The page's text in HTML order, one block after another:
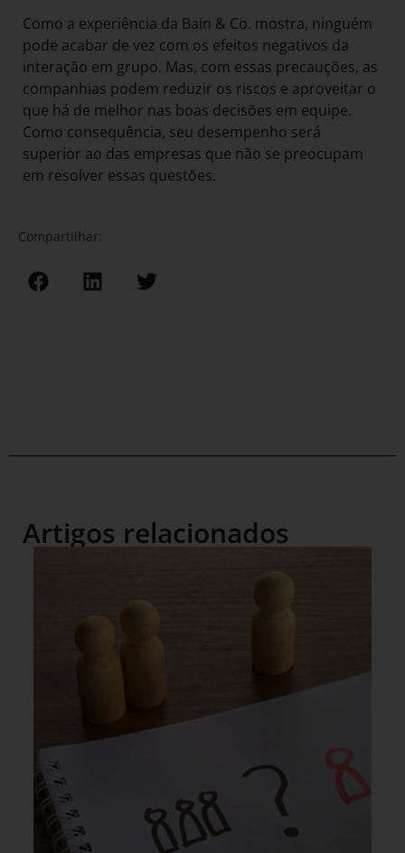
Como a experiência da Bain & Co. mostra, ninguém
pode acabar de vez com os efeitos negativos da
interação em grupo. Mas, com essas precauções, as
companhias podem reduzir os riscos e aproveitar o
que há de melhor nas boas decisões em equipe.
Como consequência, seu desempenho será
superior ao das empresas que não se preocupam
em resolver essas questões.
Compartilhar:
Artigos relacionados